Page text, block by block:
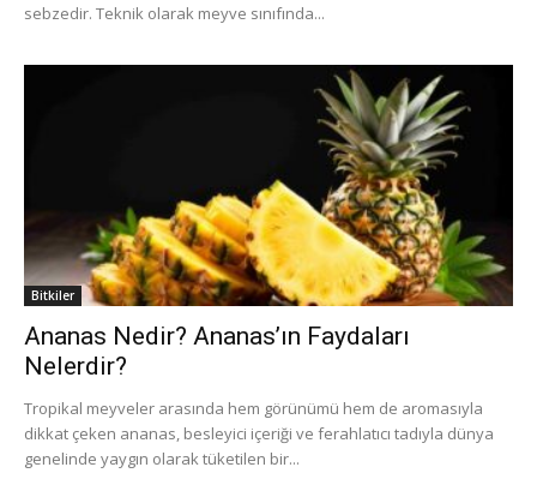
sebzedir. Teknik olarak meyve sınıfında...
Bitkiler
Ananas Nedir? Ananas’ın Faydaları
Nelerdir?
Tropikal meyveler arasında hem görünümü hem de aromasıyla
dikkat çeken ananas, besleyici içeriği ve ferahlatıcı tadıyla dünya
genelinde yaygın olarak tüketilen bir...